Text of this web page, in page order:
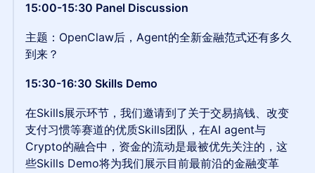
15:00-15:30 Panel Discussion
主题：OpenClaw后，Agent的全新金融范式还有多久
到来？
15:30-16:30 Skills Demo
在Skills展示环节，我们邀请到了关于交易搞钱、改变
支付习惯等赛道的优质Skills团队，在AI agent与
Crypto的融合中，资金的流动是最被优先关注的，这
些Skills Demo将为我们展示目前最前沿的金融变革